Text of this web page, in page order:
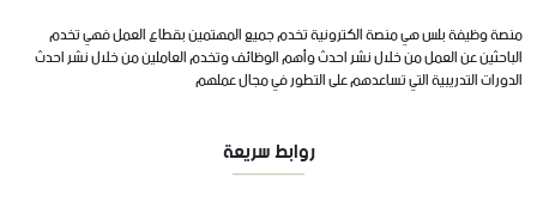
منصة وظيفة بلس هي منصة الكترونية تخدم جميع المهتمين بقطاع العمل فهي تخدم
الباحثين عن العمل من خلال نشر احدث وأهم الوظائف وتخدم العاملين من خلال نشر احدث
الدورات التدريبية التي تساعدهم على التطور في مجال عملهم
روابط سريعة